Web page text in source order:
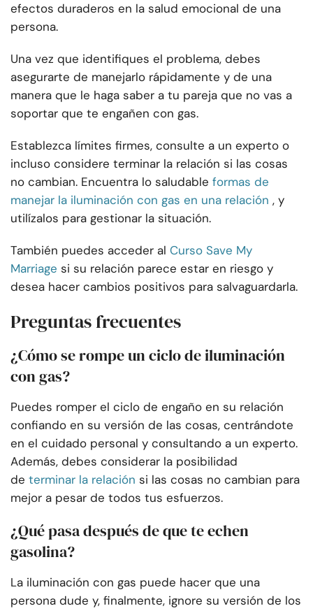
efectos duraderos en la salud emocional de una
persona.
Una vez que identifiques el problema, debes
asegurarte de manejarlo rápidamente y de una
manera que le haga saber a tu pareja que no vas a
soportar que te engañen con gas.
Establezca límites firmes, consulte a un experto o
incluso considere terminar la relación si las cosas
no cambian. Encuentra lo saludable formas de
manejar la iluminación con gas en una relación , y
utilízalos para gestionar la situación.
También puedes acceder al Curso Save My
Marriage si su relación parece estar en riesgo y
desea hacer cambios positivos para salvaguardarla.
Preguntas frecuentes
¿Cómo se rompe un ciclo de iluminación
con gas?
Puedes romper el ciclo de engaño en su relación
confiando en su versión de las cosas, centrándote
en el cuidado personal y consultando a un experto.
Además, debes considerar la posibilidad
de terminar la relación si las cosas no cambian para
mejor a pesar de todos tus esfuerzos.
¿Qué pasa después de que te echen
gasolina?
La iluminación con gas puede hacer que una
persona dude y, finalmente, ignore su versión de los